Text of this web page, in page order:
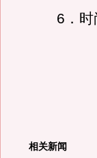
6．时尚
相关新闻